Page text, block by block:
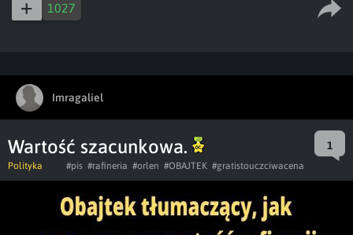
1027
Imragaliel
Wartość szacunkowa. 1
Polityka #pis #rafineria #orlen #OBAJTEK #gratistouczciwacena